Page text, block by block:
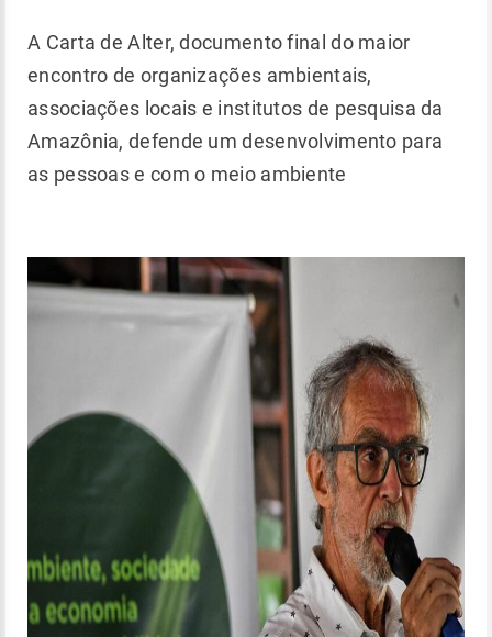
A Carta de Alter, documento final do maior
encontro de organizações ambientais,
associações locais e institutos de pesquisa da
Amazônia, defende um desenvolvimento para
as pessoas e com o meio ambiente